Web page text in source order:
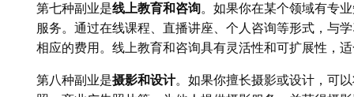
第七种副业是线上教育和咨询。如果你在某个领域有专
服务。通过在线课程、直播讲座、个人咨询等形式，与
相应的费用。线上教育和咨询具有灵活性和可扩展性，
第八种副业是摄影和设计。如果你擅长摄影或设计，可